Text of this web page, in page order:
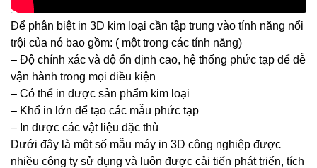
Để phân biệt in 3D kim loại cần tập trung vào tính năng nổi
trội của nó bao gồm: ( một trong các tính năng)
– Độ chính xác và độ ổn định cao, hệ thống phức tạp để dễ
vận hành trong mọi điều kiện
– Có thể in được sản phẩm kim loại
– Khổ in lớn để tạo các mẫu phức tạp
– In được các vật liệu đặc thù
Dưới đây là một số mẫu máy in 3D công nghiệp được
nhiều công ty sử dụng và luôn được cải tiến phát triển, tích